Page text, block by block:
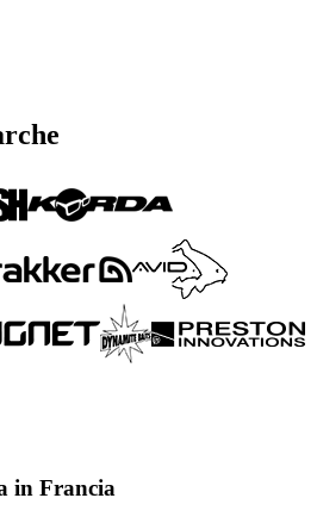
in Francia